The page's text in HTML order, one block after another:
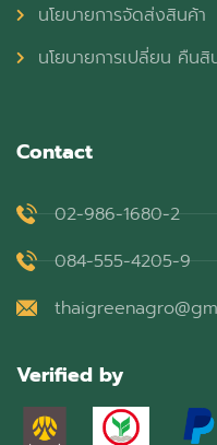
นโยบายการจัดส่งสินค้า
นโยบายการเปลี่ยน คืน
Contact
02-986-1680-2
084-555-4205-9
Verified by